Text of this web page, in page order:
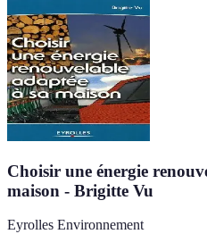
Choisir une énergie
maison - Brigitte Vu
Eyrolles Environnement